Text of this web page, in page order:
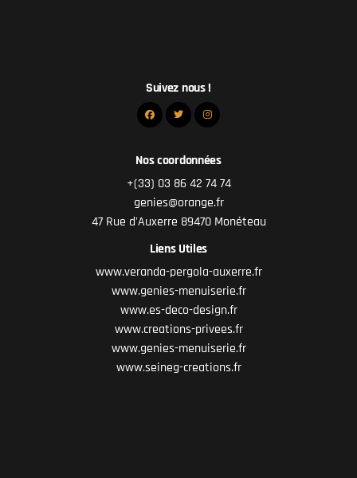
Suivez nous !
Nos coordonnées
+(33) 03 86 42 74 74
genies@orange.fr
47 Rue d'Auxerre 89470 Monéteau
Liens Utiles
www.veranda-pergola-auxerre.fr
www.genies-menuiserie.fr
www.es-deco-design.fr
www.creations-privees.fr
www.genies-menuiserie.fr
www.seineg-creations.fr